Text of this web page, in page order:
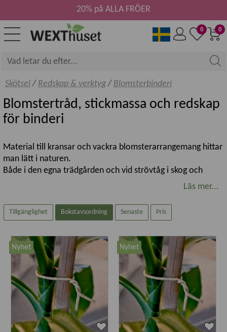
0
0
20% på ALLA FRÖER
Skötsel/ Redskap & verktyg/ Blomsterbinderi
Blomstertråd, stickmassa och redskap
för binderi
Material till kransar och vackra blomsterarrangemang hittar
man lätt i naturen.
Både i den egna trädgården och vid strövtåg i skog och
mark. Passa på att samla fina kottar, vackra stenar, grenar
burkar så de finns till hands när de behövs.
Använd dina fynd och komponera fina arrangemang med
hjälper dig att få ett bra resultat.
Vi har ett urval praktiska redskap och hjälpmedel som gör
det enkelt att skapa fina arrangemang och binda vackra
kransar av olika organiska material. I sortimentet hittar du
bland annat myrtentråd för
blomsterbinderietoch blomtråd
och oasis för både torkade och levande växter.
Läs mer...
Tillgänglighet Bokstavsordning Senaste Pris
Nyhet Nyhet